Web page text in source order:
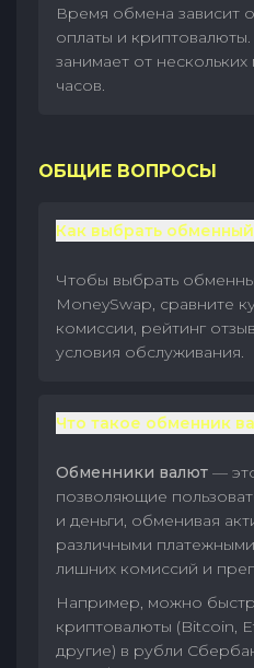
Время обмена зависит
оплаты и
занимает от
часов.
ОБЩИЕ ВОПРОСЫ
Как выбрать обменный
Чтобы выбрать
MoneySwap, сравните
комиссии, рейтинг
условия обслуживания.
Что такое обменник
Обменники валют —
позволяющие
и деньги, обменивая
различными
лишних комиссий и
Например, можно
криптовалюты (Bitcoin,
другие) в рубли